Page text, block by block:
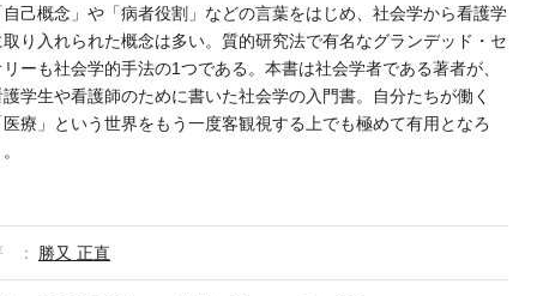
自己概念」や「病者役割」などの言葉をはじめ、社会学から看護学
取り入れられた概念は多い。質的研究法で有名なグランデッド・セ
リーも社会学的手法の1つである。本書は社会学者である著者が、
護学生や看護師のために書いた社会学の入門書。自分たちが働く
医療」という世界をもう一度客観視する上でも極めて有用となろ
勝又 正直